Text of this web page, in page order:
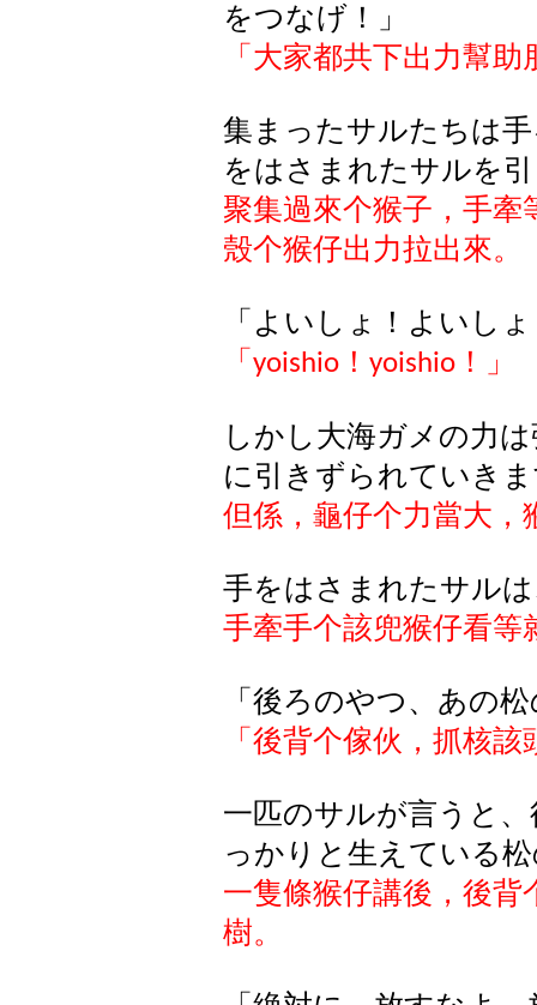
をつなげ！」
「大家都共下出力幫
集まったサルたちは
をはさまれたサルを
聚集過來个猴子，手牽
殼个猴仔出力拉出來。
「よいしょ！よいし
「 yoishio ！ yoishio ！」
しかし大海ガメの力
に引きずられていき
但係，龜仔个力當大，
手をはさまれたサル
手牽手个該兜猴仔看等
「後ろのやつ、あの
「後背个傢伙，抓核該
一匹のサルが言うと
っかりと生えている
一隻條猴仔講後，後背
樹。